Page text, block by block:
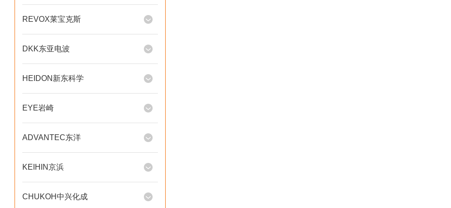
REVOX莱宝克斯
DKK东亚电波
HEIDON新东科学
EYE岩崎
ADVANTEC东洋
KEIHIN京浜
CHUKOH中兴化成